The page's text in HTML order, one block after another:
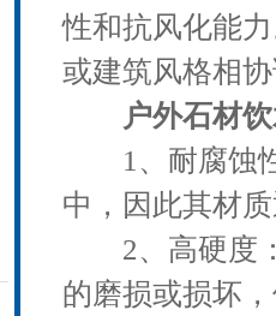
性和抗风化能
或建筑风格相
户外石材
1、耐腐蚀性
中，因此其材
2、高硬度：
的磨损或损坏